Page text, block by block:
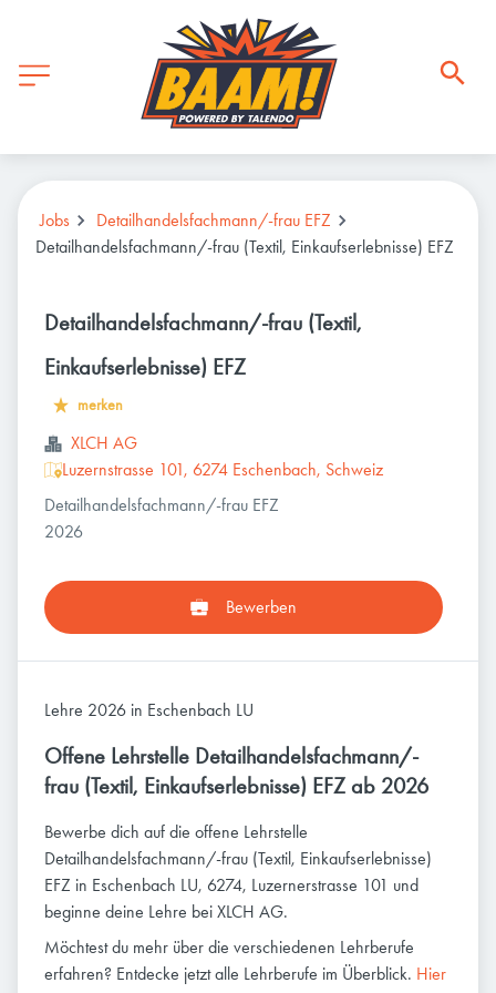
Jobs
Detailhandelsfachmann/-frau EFZ
Detailhandelsfachmann/-frau (Textil, Einkaufserlebnisse) EFZ
Detailhandelsfachmann/-frau (Textil,
Einkaufserlebnisse) EFZ
merken
XLCH AG
Luzernstrasse 101, 6274 Eschenbach, Schweiz
Detailhandelsfachmann/-frau EFZ
2026
Bewerben
Lehre 2026 in Eschenbach LU
Offene Lehrstelle Detailhandelsfachmann/-
frau (Textil, Einkaufserlebnisse) EFZ ab 2026
Bewerbe dich auf die offene Lehrstelle
Detailhandelsfachmann/-frau (Textil, Einkaufserlebnisse)
EFZ in Eschenbach LU, 6274, Luzernerstrasse 101 und
beginne deine Lehre bei XLCH AG.
Möchtest du mehr über die verschiedenen Lehrberufe
erfahren? Entdecke jetzt alle Lehrberufe im Überblick. Hier